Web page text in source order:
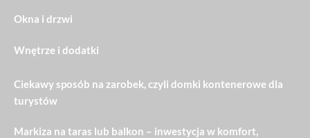
Okna i drzwi
Wnętrze i dodatki
Ciekawy sposób na zarobek, czyli domki kontenerowe dla
turystów
Markiza na taras lub balkon – inwestycja w komfort,